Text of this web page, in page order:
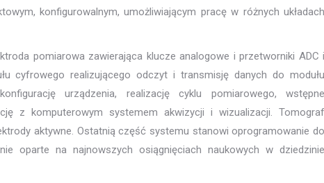
konfigurowalnym, umożliwiającym pracę w różnych układach
pomiarowa zawierająca klucze analogowe i przetworniki ADC i
cyfrowego realizującego odczyt i transmisję danych do modułu
urządzenia, realizację cyklu pomiarowego, wstępne
z komputerowym systemem akwizycji i wizualizacji. Tomograf
aktywne. Ostatnią część systemu stanowi oprogramowanie do
oparte na najnowszych osiągnięciach naukowych w dziedzinie